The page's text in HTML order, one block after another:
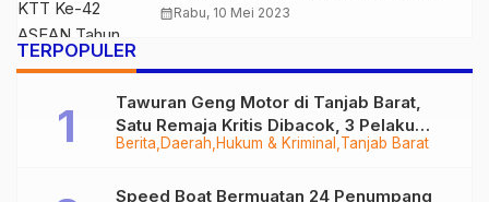
calendar_monthRabu, 10 Mei 2023
TERPOPULER
Berita Daerah Hukum & Kriminal Tanjab Barat
Tawuran Geng Motor di Tanjab Barat,
Satu Remaja Kritis Dibacok, 3 Pelaku
Ditangkap
Speed Boat Bermuatan 24 Penumpang